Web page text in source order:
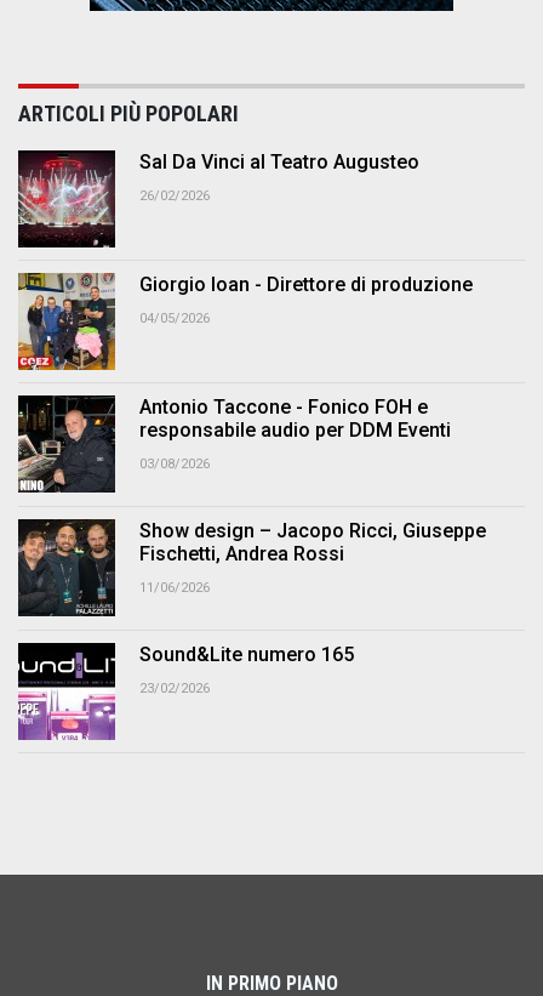
ARTICOLI PIÙ POPOLARI
Sal Da Vinci al Teatro Augusteo
26/02/2026
Giorgio Ioan - Direttore di produzione
04/05/2026
Antonio Taccone - Fonico FOH e
responsabile audio per DDM Eventi
03/08/2026
Show design – Jacopo Ricci, Giuseppe
Fischetti, Andrea Rossi
11/06/2026
Sound&Lite numero 165
23/02/2026
IN PRIMO PIANO